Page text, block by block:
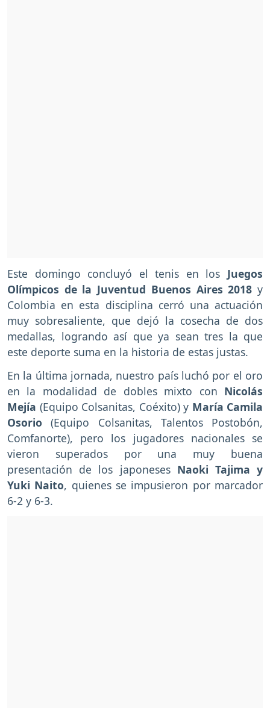
Este domingo concluyó el tenis en los Juegos
Olímpicos de la Juventud Buenos Aires 2018 y
Colombia en esta disciplina cerró una actuación
muy sobresaliente, que dejó la cosecha de dos
medallas, logrando así que ya sean tres la que
este deporte suma en la historia de estas justas.
En la última jornada, nuestro país luchó por el oro
en la modalidad de dobles mixto con Nicolás
Mejía (Equipo Colsanitas, Coéxito) y María Camila
Osorio (Equipo Colsanitas, Talentos Postobón,
Comfanorte), pero los jugadores nacionales se
vieron superados por una muy buena
presentación de los japonesesNaoki Tajima y
Yuki Naito, quienes se impusieron por marcador
6-2 y 6-3.